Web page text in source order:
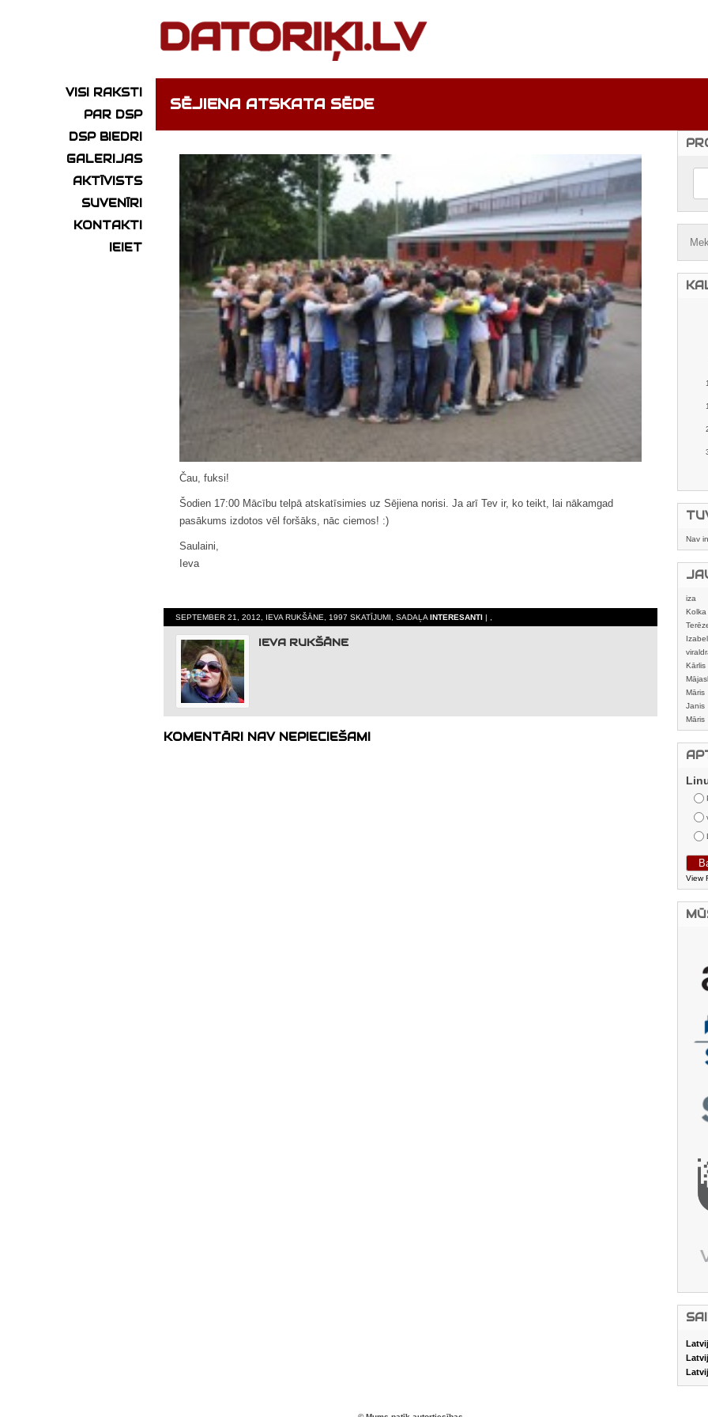
VISI RAKSTI
PAR DSP
DSP BIEDRI
GALERIJAS
AKTĪVISTS
SUVENĪRI
KONTAKTI
IEIET
SĒJIENA ATSKATA SĒDE
Čau, fuksi!
Šodien 17:00 Mācību telpā atskatīsimies uz Sējiena norisi. Ja arī Tev ir, ko teikt, lai nākamgad
pasākums izdotos vēl foršāks, nāc ciemos! :)
Saulaini,
Ieva
SEPTEMBER 21, 2012, IEVA RUKŠĀNE, 1997 SKATĪJUMI, SADAĻA INTERESANTI | ,
IEVA RUKŠĀNE
KOMENTĀRI NAV NEPIECIEŠAMI
Nav
iza
Kolka
Kārlis
Māris
Janis
Māris
View